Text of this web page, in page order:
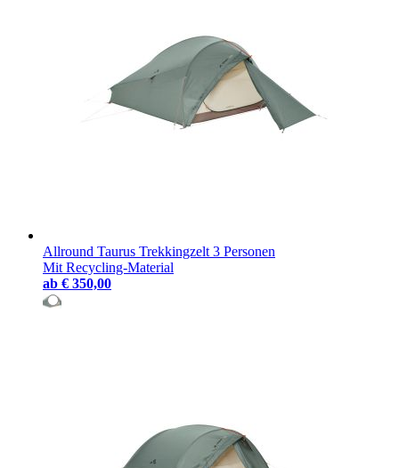
Allround Taurus Trekkingzelt 3 Personen
Mit Recycling-Material
ab € 350,00